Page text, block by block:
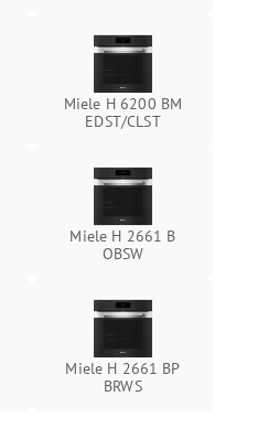
Miele H 6200 BM
EDST/CLST
Miele H 2661 B
OBSW
Miele H 2661 BP
BRWS